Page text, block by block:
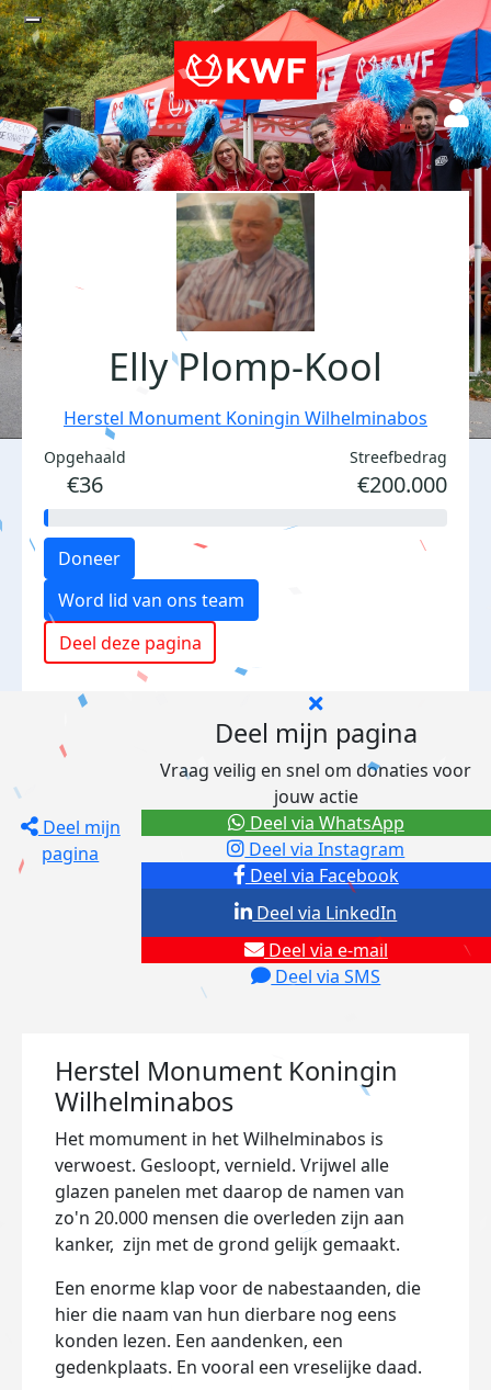
Elly Plomp-Kool
Herstel Monument Koningin Wilhelminabos
Opgehaald
€36
Streefbedrag
€200.000
Doneer
Word lid van ons team
Deel deze pagina
Deel mijn
pagina
Deel mijn pagina
Vraag veilig en snel om donaties voor
jouw actie
Deel via Facebook
Deel via Instagram
Deel via e-mail
Deel via SMS
Deel via LinkedIn
Deel via WhatsApp
Herstel Monument Koningin
Wilhelminabos
Het momument in het Wilhelminabos is
verwoest. Gesloopt, vernield. Vrijwel alle
glazen panelen met daarop de namen van
zo'n 20.000 mensen die overleden zijn aan
kanker, zijn met de grond gelijk gemaakt.
Een enorme klap voor de nabestaanden, die
hier die naam van hun dierbare nog eens
konden lezen. Een aandenken, een
gedenkplaats. En vooral een vreselijke daad.